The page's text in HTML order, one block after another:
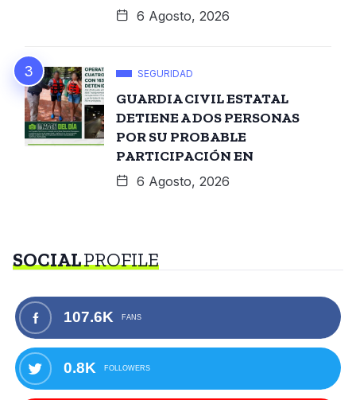
6 Agosto, 2026
SEGURIDAD
GUARDIA CIVIL ESTATAL
DETIENE A DOS PERSONAS
POR SU PROBABLE
PARTICIPACIÓN EN
6 Agosto, 2026
SOCIALPROFILE
107.6K FANS
0.8K FOLLOWERS